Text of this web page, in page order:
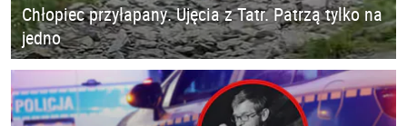
Chłopiec przyłapany. Ujęcia z Tatr. Patrzą tylko na
jedno